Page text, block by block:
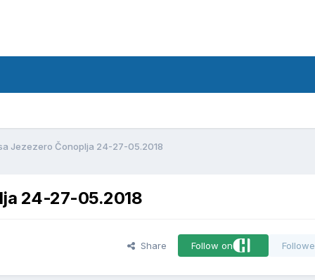
Jezezero Čonoplja 24-27-05.2018
24-27-05.2018
Share Follow on